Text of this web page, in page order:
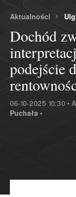
Aktualności
Dochód
podejście
06-10-2025 10:30 •
Puchała •